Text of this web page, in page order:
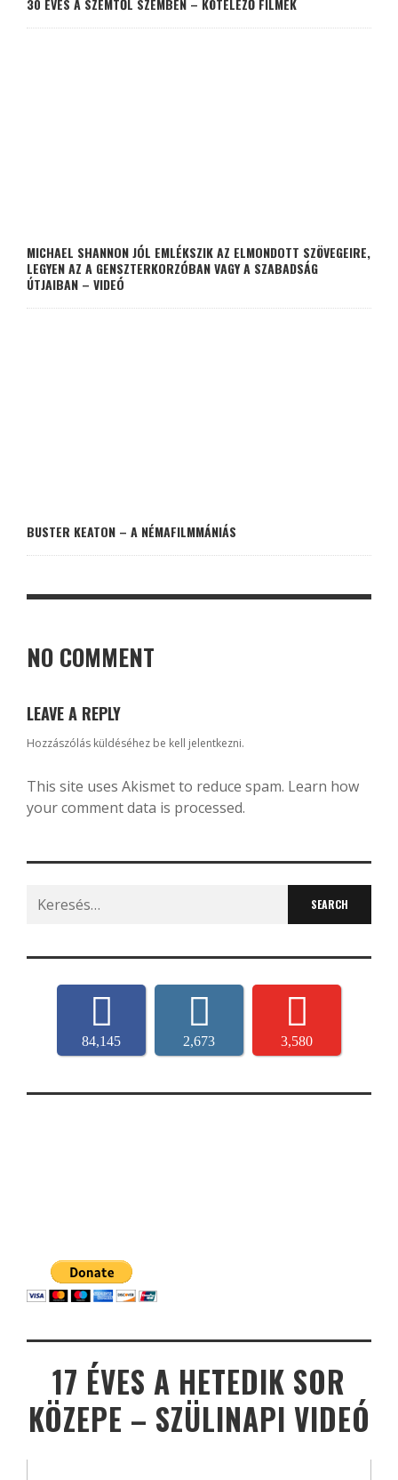
30 ÉVES A SZEMTŐL SZEMBEN – KÖTELEZŐ FILMEK
MICHAEL SHANNON JÓL EMLÉKSZIK AZ ELMONDOTT SZÖVEGEIRE,
LEGYEN AZ A GENSZTERKORZÓBAN VAGY A SZABADSÁG
ÚTJAIBAN – VIDEÓ
BUSTER KEATON – A NÉMAFILMMÁNIÁS
NO COMMENT
LEAVE A REPLY
Hozzászólás küldéséhez be kell jelentkezni.
This site uses Akismet to reduce spam. Learn how
your comment data is processed.
Search
for:
84,145 2,673 3,580
17 ÉVES A HETEDIK SOR
KÖZEPE – SZÜLINAPI VIDEÓ